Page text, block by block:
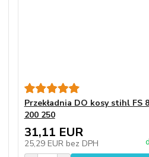
Przekładnia DO kosy stihl FS
200 250
31,11 EUR
25,29 EUR bez DPH